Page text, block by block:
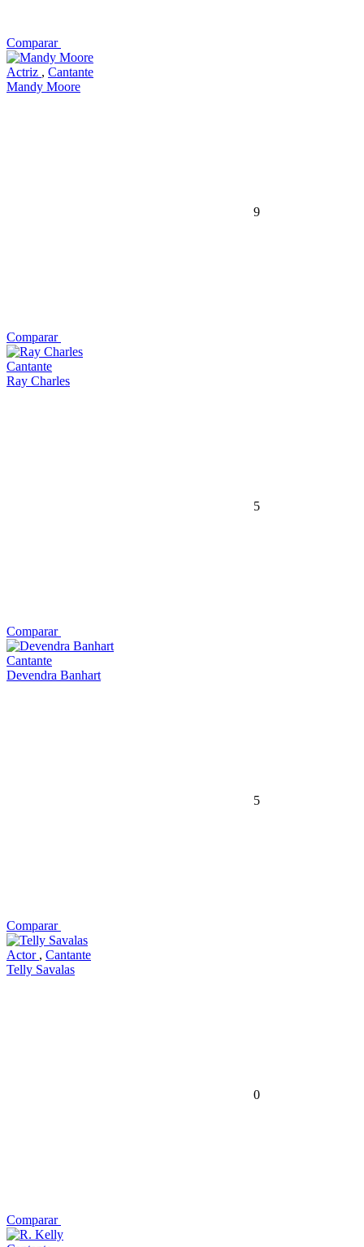
Comparar
Actriz , Cantante
Mandy Moore
9
Comparar
Cantante
Ray Charles
5
Comparar
Cantante
Devendra Banhart
5
Comparar
Actor , Cantante
Telly Savalas
0
Comparar